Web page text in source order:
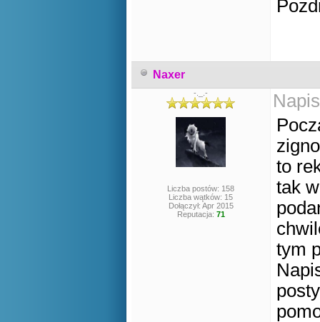
Naxer
-._.-
Liczba postów: 158
Liczba wątków: 15
Dołączył: Apr 2015
Reputacja: 71
to
tak
tym